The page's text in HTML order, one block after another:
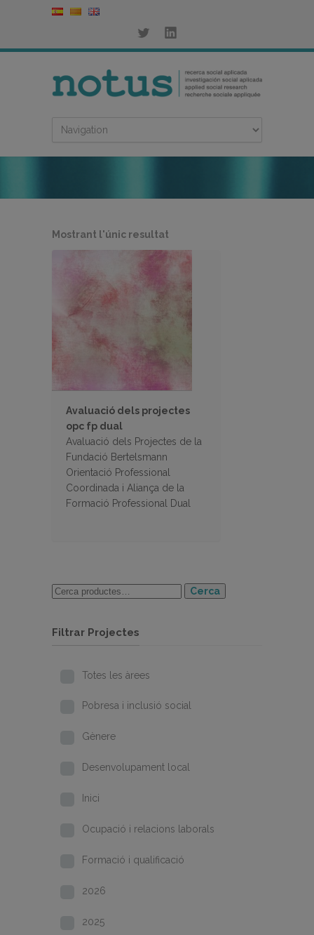
Mostrant l'únic resultat
Avaluació dels projectes
opc fp dual
Avaluació dels Projectes de la
Fundació Bertelsmann
Orientació Professional
Coordinada i Aliança de la
Formació Professional Dual
Cerca
Filtrar Projectes
Totes les àrees
Pobresa i inclusió social
Gènere
Desenvolupament local
Inici
Ocupació i relacions laborals
Formació i qualificació
2026
2025